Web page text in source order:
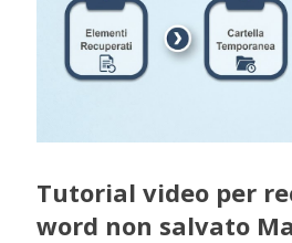
Tutorial video per
word non salvato